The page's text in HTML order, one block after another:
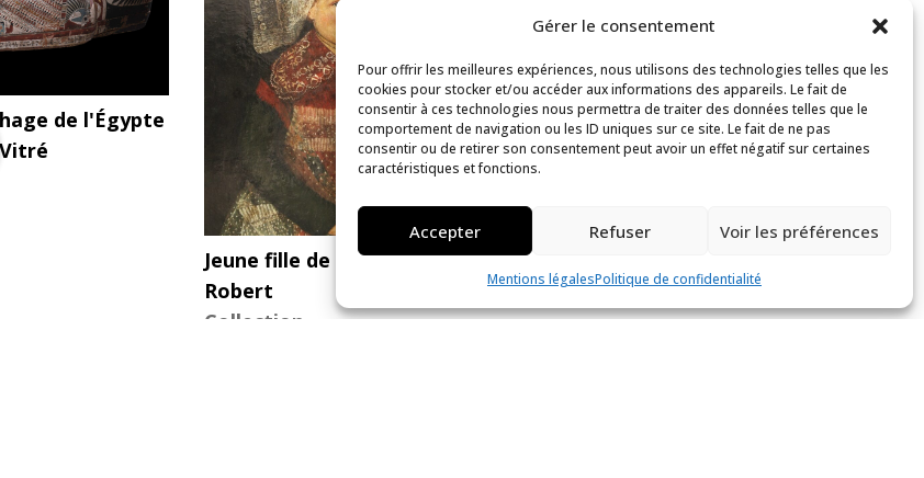
Gérer le consentement
Pour offrir les meilleures expériences, nous utilisons des technologies telles que les
cookies pour stocker et/ou accéder aux informations des appareils. Le fait de
consentir à ces technologies nous permettra de traiter des données telles que le
comportement de navigation ou les ID uniques sur ce site. Le fait de ne pas
consentir ou de retirer son consentement peut avoir un effet négatif sur certaines
caractéristiques et fonctions.
Accepter Refuser Voir les préférences
Mentions légalesPolitique de confidentialité
de l'Égypte
Jeune fille de Marcillé-
Robert
Collection
Les deux marins à
Audierne
Collection
Pierre De Belay
1930